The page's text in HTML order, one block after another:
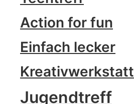
Action for fun
Einfach lecker
Kreativwerkstatt
Jugendtreff